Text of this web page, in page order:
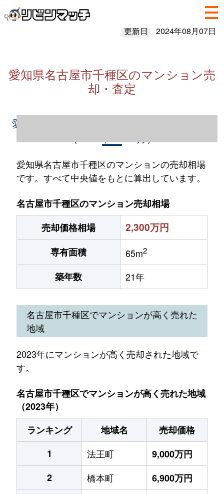
更新日 2024年08月07日
愛知県名古屋市千種区のマンション売
却・査定
愛知県名古屋市千種区のマンション売却情報
愛知県名古屋市千種区のマンションの売却相場
です。すべて中央値をもとに算出しています。
名古屋市千種区のマンション売却相場
売却価格相場
2,300万円
専有面積 65m2
築年数 21年
名古屋市千種区でマンションが高く売れた
地域
2023年にマンションが高く売却された地域で
す。
名古屋市千種区でマンションが高く売れた地域
（2023年）
ランキング
地域名
売却価格
1
法王町
9,000万円
2
橋本町
6,900万円